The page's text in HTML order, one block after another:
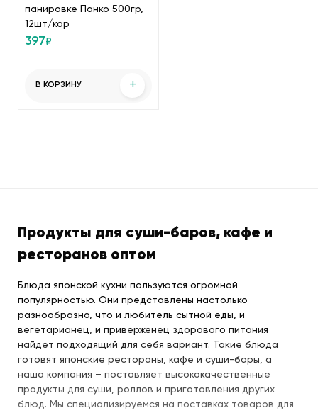
панировке Панко 500гр,
12шт/кор
397₽
В КОРЗИНУ +
Продукты для суши-баров, кафе и
ресторанов оптом
Блюда японской кухни пользуются огромной
популярностью. Они представлены настолько
разнообразно, что и любитель сытной еды, и
вегетарианец, и приверженец здорового питания
найдет подходящий для себя вариант. Такие блюда
готовят японские рестораны, кафе и суши-бары, а
наша компания – поставляет высококачественные
продукты для суши, роллов и приготовления других
блюд. Мы специализируемся на поставках товаров для